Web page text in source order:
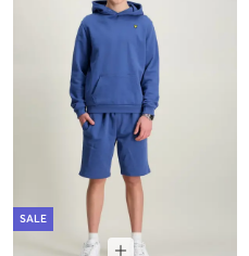
SALE